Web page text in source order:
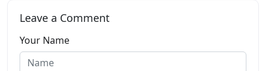
Leave a Comment
Your Name